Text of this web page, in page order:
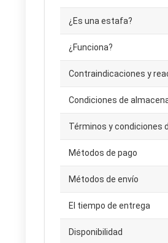
¿Es una estafa?
¿Funciona?
Contraindicaciones y
Condiciones de
Términos y condiciones
Métodos de pago
Métodos de envío
El tiempo de entrega
Disponibilidad